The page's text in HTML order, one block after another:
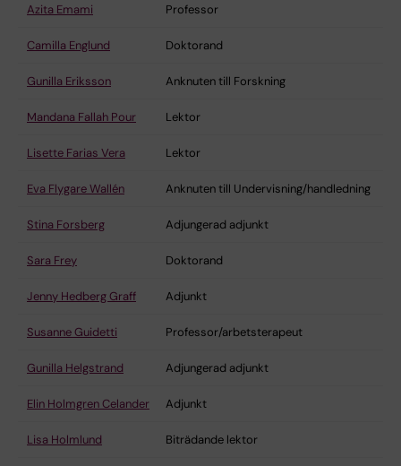
Azita Emami Professor
Camilla Englund Doktorand
Gunilla Eriksson Anknuten till Forskning
Mandana Fallah Pour Lektor
Lisette Farias Vera Lektor
Eva Flygare Wallén Anknuten till Undervisning/handledning
Stina Forsberg Adjungerad adjunkt
Sara Frey Doktorand
Jenny Hedberg Graff Adjunkt
Susanne Guidetti Professor/arbetsterapeut
Gunilla Helgstrand Adjungerad adjunkt
Elin Holmgren Celander Adjunkt
Lisa Holmlund Biträdande lektor